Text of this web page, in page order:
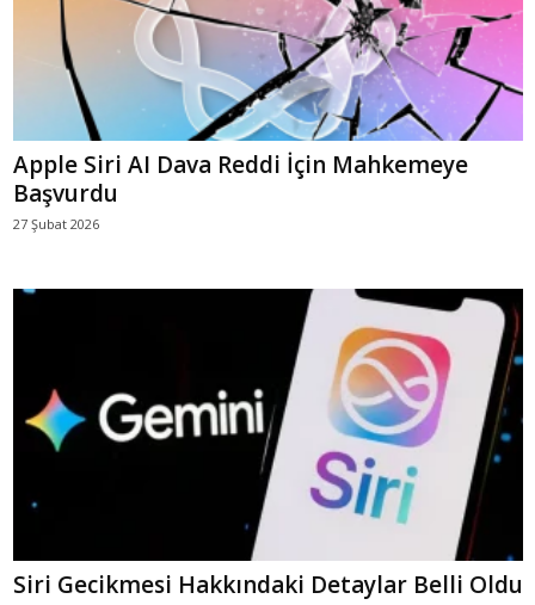
Apple Siri AI Dava Reddi İçin Mahkemeye
Başvurdu
27 Şubat 2026
Siri Gecikmesi Hakkındaki Detaylar Belli Oldu